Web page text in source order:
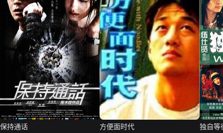
保持通话
方便面时代
独自等